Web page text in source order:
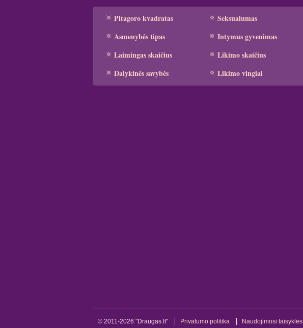
Pitagoro kvadratas
Asmenybės tipas
Laimingas skaičius
Dalykinės savybės
Seksualumas
Intymus gyvenimas
Likimo skaičius
Likimo vingiai
© 2011-2026 "Draugas.lt" Privatumo politika Naudojimosi taisyklės